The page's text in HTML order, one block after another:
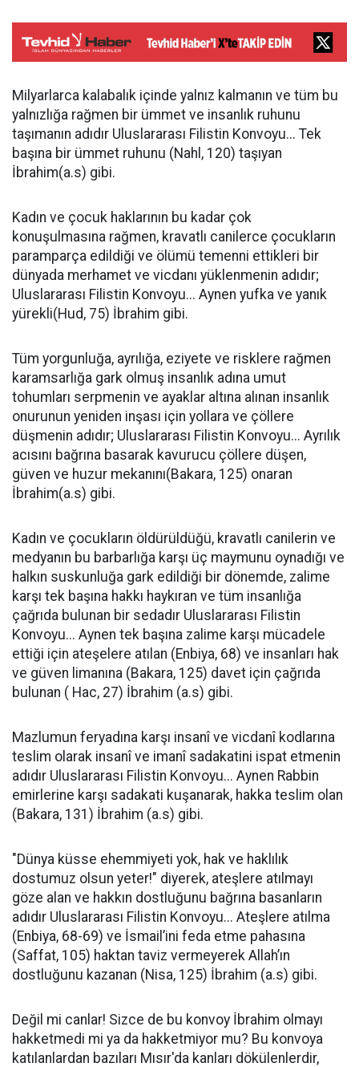
Milyarlarca kalabalık içinde yalnız kalmanın ve tüm bu
yalnızlığa rağmen bir ümmet ve insanlık ruhunu
taşımanın adıdır Uluslararası Filistin Konvoyu... Tek
başına bir ümmet ruhunu (Nahl, 120) taşıyan
İbrahim(a.s) gibi.
Kadın ve çocuk haklarının bu kadar çok
konuşulmasına rağmen, kravatlı canilerce çocukların
paramparça edildiği ve ölümü temenni ettikleri bir
dünyada merhamet ve vicdanı yüklenmenin adıdır;
Uluslararası Filistin Konvoyu... Aynen yufka ve yanık
yürekli(Hud, 75) İbrahim gibi.
Tüm yorgunluğa, ayrılığa, eziyete ve risklere rağmen
karamsarlığa gark olmuş insanlık adına umut
tohumları serpmenin ve ayaklar altına alınan insanlık
onurunun yeniden inşası için yollara ve çöllere
düşmenin adıdır; Uluslararası Filistin Konvoyu... Ayrılık
acısını bağrına basarak kavurucu çöllere düşen,
güven ve huzur mekanını(Bakara, 125) onaran
İbrahim(a.s) gibi.
Kadın ve çocukların öldürüldüğü, kravatlı canilerin ve
medyanın bu barbarlığa karşı üç maymunu oynadığı ve
halkın suskunluğa gark edildiği bir dönemde, zalime
karşı tek başına hakkı haykıran ve tüm insanlığa
çağrıda bulunan bir sedadır Uluslararası Filistin
Konvoyu... Aynen tek başına zalime karşı mücadele
ettiği için ateşelere atılan (Enbiya, 68) ve insanları hak
ve güven limanına (Bakara, 125) davet için çağrıda
bulunan ( Hac, 27) İbrahim (a.s) gibi.
Mazlumun feryadına karşı insanî ve vicdanî kodlarına
teslim olarak insanî ve imanî sadakatini ispat etmenin
adıdır Uluslararası Filistin Konvoyu... Aynen Rabbin
emirlerine karşı sadakati kuşanarak, hakka teslim olan
(Bakara, 131) İbrahim (a.s) gibi.
"Dünya küsse ehemmiyeti yok, hak ve haklılık
dostumuz olsun yeter!" diyerek, ateşlere atılmayı
göze alan ve hakkın dostluğunu bağrına basanların
adıdır Uluslararası Filistin Konvoyu... Ateşlere atılma
(Enbiya, 68-69) ve İsmail’ini feda etme pahasına
(Saffat, 105) haktan taviz vermeyerek Allah’ın
dostluğunu kazanan (Nisa, 125) İbrahim (a.s) gibi.
Değil mi canlar! Sizce de bu konvoy İbrahim olmayı
hakketmedi mi ya da hakketmiyor mu? Bu konvoya
katılanlardan bazıları Mısır'da kanları dökülenlerdir,